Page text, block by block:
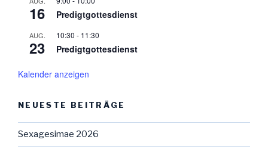
16 Predigtgottesdienst
AUG.
23
10:30 - 11:30
Predigtgottesdienst
Kalender anzeigen
NEUESTE BEITRÄGE
Sexagesimae 2026